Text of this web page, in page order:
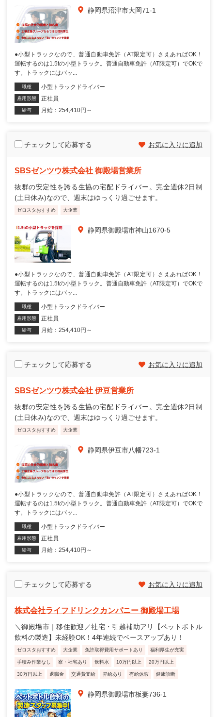
静岡県沼津市大岡71-1
●小型トラックなので、普通自動車免許（AT限定可）さえあればOK！
運転するのは1.5tの小型トラック。普通自動車免許（AT限定可）でOKで
す。トラックにはバッ...
職種 小型トラックドライバー
雇用形態 正社員
給与 月給：254,410円～
チェックして応募する お気に入りに追加
SBSゼンツウ株式会社 御殿場営業所
抜群の安定性を誇る生協の宅配ドライバー。完全週休2日制
(土日休み)なので、週末はゆっくり過ごせます。
ゼロスタおすすめ 大企業
静岡県御殿場市神山1670-5
●小型トラックなので、普通自動車免許（AT限定可）さえあればOK！
運転するのは1.5tの小型トラック。普通自動車免許（AT限定可）でOKで
す。トラックにはバッ...
職種 小型トラックドライバー
雇用形態 正社員
給与 月給：254,410円～
チェックして応募する お気に入りに追加
SBSゼンツウ株式会社 伊豆営業所
抜群の安定性を誇る生協の宅配ドライバー。完全週休2日制
(土日休み)なので、週末はゆっくり過ごせます。
ゼロスタおすすめ 大企業
静岡県伊豆市八幡723-1
●小型トラックなので、普通自動車免許（AT限定可）さえあればOK！
運転するのは1.5tの小型トラック。普通自動車免許（AT限定可）でOKで
す。トラックにはバッ...
職種 小型トラックドライバー
雇用形態 正社員
給与 月給：254,410円～
チェックして応募する お気に入りに追加
株式会社ライフドリンクカンパニー 御殿場工場
＼御殿場市｜移住歓迎／社宅・引越補助アリ【ペットボトル
飲料の製造】未経験OK！4年連続でベースアップあり！
ゼロスタおすすめ 大企業 免許取得費用サポートあり 福利厚生が充実
手積み作業なし 寮・社宅あり 飲料水 10万円以上 20万円以上
30万円以上 退職金 交通費支給 昇給あり 有給休暇 健康診断
静岡県御殿場市板妻736-1